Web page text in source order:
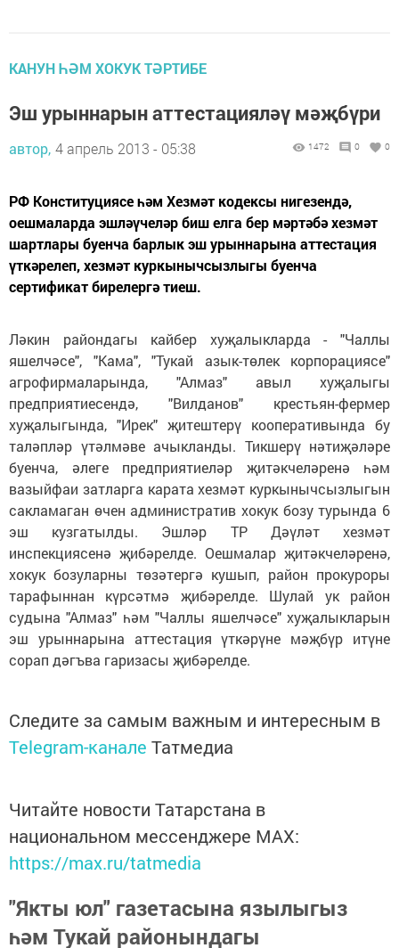
КАНУН ҺӘМ ХОКУК ТӘРТИБЕ
Эш урыннарын аттестацияләү мәҗбүри
автор, 4 апрель 2013 - 05:38 1472 0 0
РФ Конституциясе һәм Хезмәт кодексы нигезендә,
оешмаларда эшләүчеләр биш елга бер мәртәбә хезмәт
шартлары буенча барлык эш урыннарына аттестация
үткәрелеп, хезмәт куркынычсызлыгы буенча
сертификат бирелергә тиеш.
Ләкин райондагы кайбер хуҗалыкларда - "Чаллы
яшелчәсе", "Кама", "Тукай азык-төлек корпорациясе"
агрофирмаларында, "Алмаз" авыл хуҗалыгы
предприятиесендә, "Вилданов" крестьян-фермер
хуҗалыгында, "Ирек" җитештерү кооперативында бу
таләпләр үтәлмәве ачыкланды. Тикшерү нәтиҗәләре
буенча, әлеге предприятиеләр җитәкчеләренә һәм
вазыйфаи затларга карата хезмәт куркынычсызлыгын
сакламаган өчен административ хокук бозу турында 6
эш кузгатылды. Эшләр ТР Дәүләт хезмәт
инспекциясенә җибәрелде. Оешмалар җитәкчеләренә,
хокук бозуларны төзәтергә кушып, район прокуроры
тарафыннан күрсәтмә җибәрелде. Шулай ук район
судына "Алмаз" һәм "Чаллы яшелчәсе" хуҗалыкларын
эш урыннарына аттестация үткәрүне мәҗбүр итүне
сорап дәгъва гаризасы җибәрелде.
Следите за самым важным и интересным в
Telegram-канале Татмедиа
Читайте новости Татарстана в
национальном мессенджере MАХ:
https://max.ru/tatmedia
"Якты юл" газетасына язылыгыз
һәм Тукай районындагы